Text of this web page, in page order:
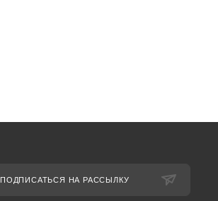
ПОДПИСАТЬСЯ НА РАССЫЛКУ